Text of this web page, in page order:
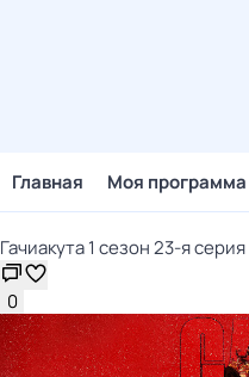
Главная Моя программа
Гачиакута 1 сезон 23-я серия
0